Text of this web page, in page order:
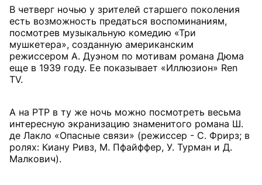
В четверг ночью у зрителей старшего поколения
есть возможность предаться воспоминаниям,
посмотрев музыкальную комедию «Три
мушкетера», созданную американским
режиссером А. Дуэном по мотивам романа Дюма
еще в 1939 году. Ее показывает «Иллюзион» Ren
TV.
А на РТР в ту же ночь можно посмотреть весьма
интересную экранизацию знаменитого романа Ш.
де Лакло «Опасные связи» (режиссер - С. Фрирз; в
ролях: Киану Ривз, М. Пфайффер, У. Турман и Д.
Малкович).